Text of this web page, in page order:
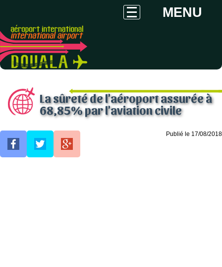
MENU
La sûreté de l'aéroport assurée à
68,85% par l'aviation civile
Publié le 17/08/2018